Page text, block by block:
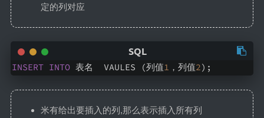
定的列对应
INSERT INTO 表名  VAULES (列值1 ，列值2);
米有给出要插入的列,那么表示插入所有列